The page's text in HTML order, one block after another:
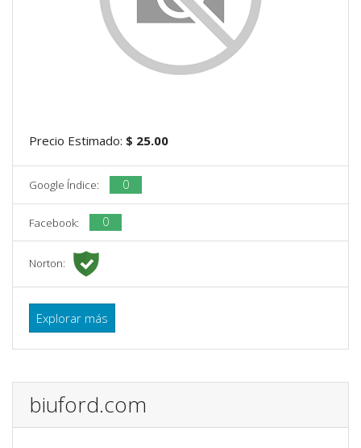
Precio Estimado: $ 25.00
Google Índice: 0
Facebook: 0
Norton:
Explorar más
biuford.com